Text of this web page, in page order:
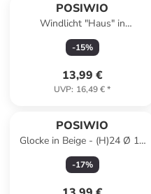
POSIWIO
Windlicht "Haus" in
Dunkelbraun - (B)10 x (H)24 x
(T)13 cm
-15%
13,99 €
UVP: 16,49 €*
POSIWIO
Glocke in Beige - (H)24 Ø 14
cm
-17%